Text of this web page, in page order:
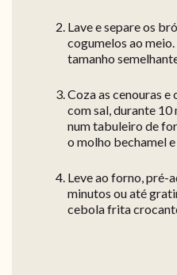
Lave e separe os
cogumelos ao
tamanho
Coza as cenouras
com sal, durante
num tabuleiro de
o molho bechamel
Leve ao forno, pré-
minutos ou até
cebola frita